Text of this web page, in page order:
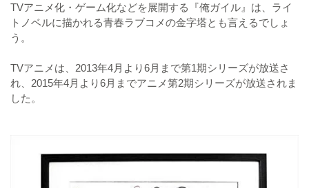
TVアニメ化・ゲーム化などを展開する『俺ガイル』は、ライ
トノベルに描かれる青春ラブコメの金字塔とも言えるでしょ
う。
TVアニメは、2013年4月より6月まで第1期シリーズが放送さ
れ、2015年4月より6月までアニメ第2期シリーズが放送されま
した。